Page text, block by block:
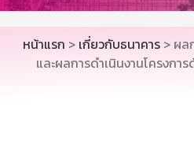
บริการออนไลน์
TH
GSB
หน้าแรก > เกี่ยวกับธนาคาร > ผล
และผลการดำเนินงานโครงกา